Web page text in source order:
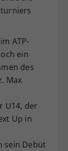
ATP-
ein
des
Max
U14, der
Up in
sein Debüt
Consent-
eine
falls der